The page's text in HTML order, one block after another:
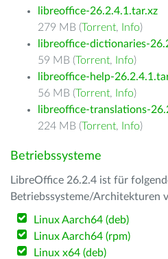
libreoffice-26.2.4.1.tar.xz
279 MB (Torrent, Info)
libreoffice-dictionaries-
59 MB (Torrent, Info)
libreoffice-help-
56 MB (Torrent, Info)
libreoffice-translations-
224 MB (Torrent, Info)
Betriebssysteme
LibreOffice 26.2.4 ist für
Betriebssysteme/Architekturen
Linux Aarch64 (deb)
Linux Aarch64 (rpm)
Linux x64 (deb)